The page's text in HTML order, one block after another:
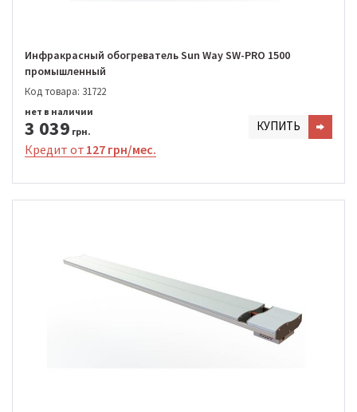
Инфракрасный обогреватель Sun Way SW-PRO 1500
промышленный
Код товара: 31722
3 039 грн.
нет в наличии
КУПИТЬ
Кредит от 127 грн/мес.